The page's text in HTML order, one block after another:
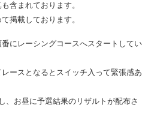
含まれております。
掲載しております。
にレーシングコースへスタートしてい
ースとなるとスイッチ入って緊張感あ
、お昼に予選結果のリザルトが配布さ